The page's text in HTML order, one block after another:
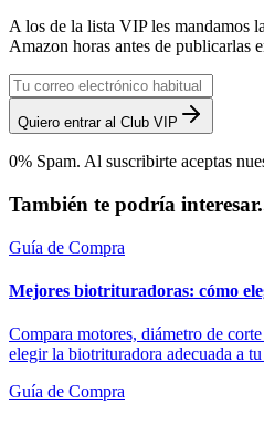
A los de la lista VIP les mandamos
Amazon horas antes de publicarlas
Quiero entrar al Club VIP
0% Spam. Al suscribirte aceptas
También te podría
Guía de Compra
Mejores biotrituradoras: cómo
Compara motores, diámetro de
elegir la biotrituradora adecuada a
Guía de Compra